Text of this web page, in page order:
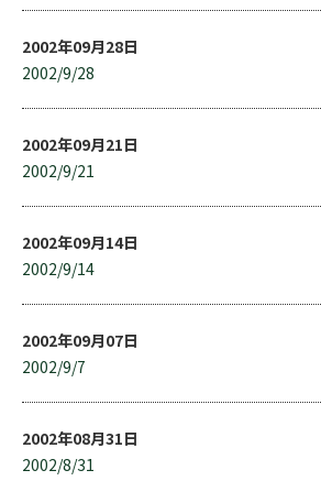
2002年09月28日
2002/9/28
2002年09月21日
2002/9/21
2002年09月14日
2002/9/14
2002年09月07日
2002/9/7
2002年08月31日
2002/8/31